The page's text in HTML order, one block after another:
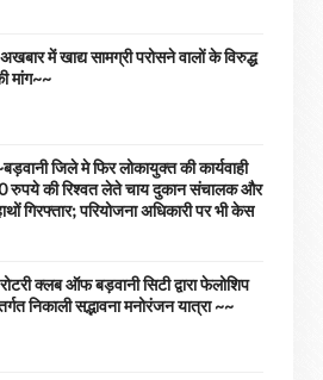
में खाद्य सामग्री परोसने वालों के विरुद्ध
मांग~~
जिले मे फिर लोकायुक्त की कार्यवाही
रुपये की रिश्वत लेते चाय दुकान संचालक और
गिरफ्तार; परियोजना अधिकारी पर भी केस
क्लब ऑफ बड़वानी सिटी द्वारा फेलोशिप
निकाली सद्भावना मनोरंजन यात्रा ~~